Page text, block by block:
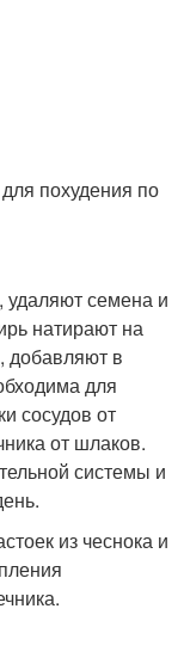
похудения по
удаляют семена и
натирают на
добавляют в
для
сосудов от
от шлаков.
системы и
из чеснока и